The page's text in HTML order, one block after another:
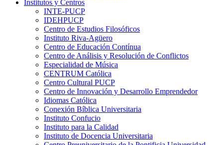
Institutos y Centros
INTE-PUCP
IDEHPUCP
Centro de Estudios Filosóficos
Instituto Riva-Agüero
Centro de Educación Contínua
Centro de Análisis y Resolución de Conflictos
Especialidad de Música
CENTRUM Católica
Centro Cultural PUCP
Centro de Innovación y Desarrollo Emprendedor
Idiomas Católica
Conexión Bíblica Universitaria
Instituto Confucio
Instituto para la Calidad
Instituto de Docencia Universitaria